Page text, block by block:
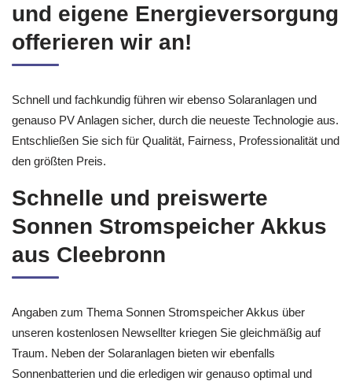
und eigene Energieversorgung
offerieren wir an!
Schnell und fachkundig führen wir ebenso Solaranlagen und
genauso PV Anlagen sicher, durch die neueste Technologie aus.
Entschließen Sie sich für Qualität, Fairness, Professionalität und
den größten Preis.
Schnelle und preiswerte
Sonnen Stromspeicher Akkus
aus Cleebronn
Angaben zum Thema Sonnen Stromspeicher Akkus über
unseren kostenlosen Newsellter kriegen Sie gleichmäßig auf
Traum. Neben der Solaranlagen bieten wir ebenfalls
Sonnenbatterien und die erledigen wir genauso optimal und